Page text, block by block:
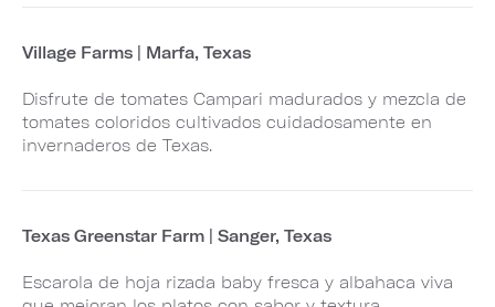
Village Farms | Marfa, Texas
Disfrute de tomates Campari madurados y mezcla de
tomates coloridos cultivados cuidadosamente en
invernaderos de Texas.
Texas Greenstar Farm | Sanger, Texas
Escarola de hoja rizada baby fresca y albahaca viva